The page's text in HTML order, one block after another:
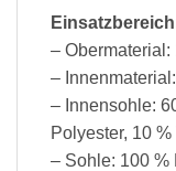
–
–
– Innensohle:
Polyester, 10
– Sohle: 100 %